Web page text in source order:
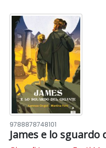
9788878748101
James e lo sguardo